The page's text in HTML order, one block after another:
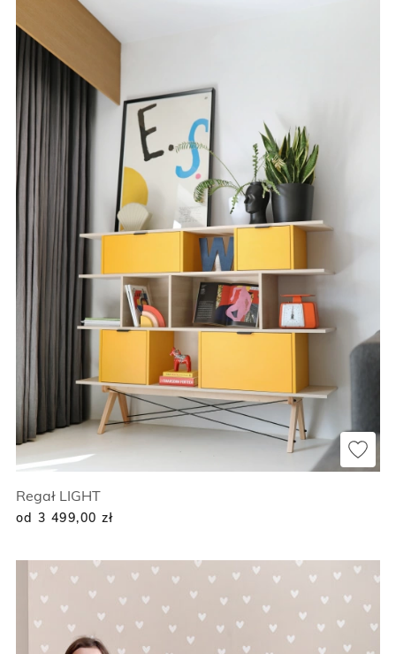
Regał LIGHT
od 3 499,00 zł